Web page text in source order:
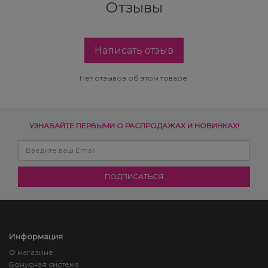
Отзывы
Написать отзыв
Нет отзывов об этом товаре.
УЗНАВАЙТЕ ПЕРВЫМИ О РАСПРОДАЖАХ И НОВИНКАХ!
Информация
О магазине
Бонусная система